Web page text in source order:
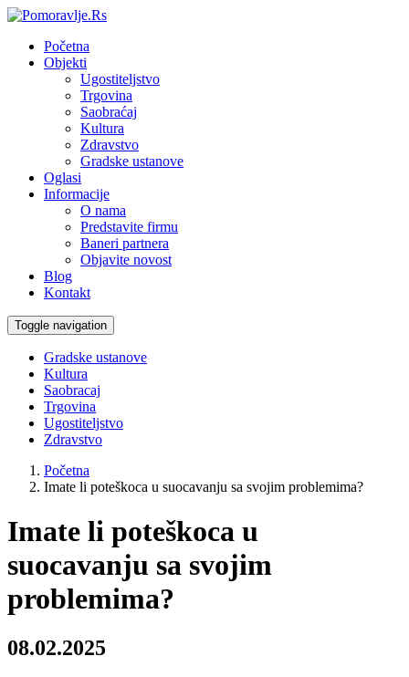
Početna
Objekti
Ugostiteljstvo
Trgovina
Saobraćaj
Kultura
Zdravstvo
Gradske ustanove
Oglasi
Informacije
O nama
Predstavite firmu
Baneri partnera
Objavite novost
Blog
Kontakt
Toggle navigation
Gradske ustanove
Kultura
Saobracaj
Trgovina
Ugostiteljstvo
Zdravstvo
Početna
Imate li poteškoca u suocavanju sa svojim problemima?
Imate li poteškoca u
suocavanju sa svojim
problemima?
08.02.2025